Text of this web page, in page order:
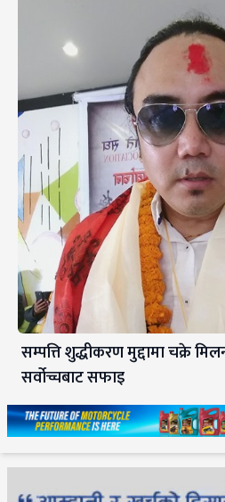
सम्पत्ति शुद्धीकरण मुद्दामा चक्रे
सर्वोच्चबाट सफाइ